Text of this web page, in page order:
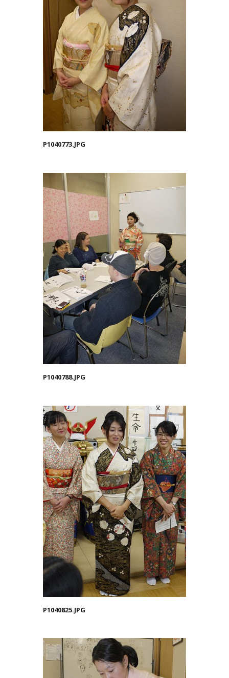
P1040773.JPG
P1040788.JPG
P1040825.JPG